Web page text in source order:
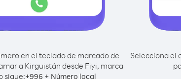
en el teclado de marcado de
a Kirguistán desde Fiyi, marca
sigue:+996 + Número local
Selecciona el